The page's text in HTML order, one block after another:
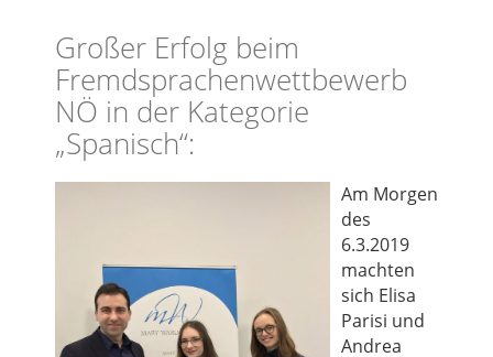
Großer Erfolg beim
Fremdsprachenwettbewerb
NÖ in der Kategorie
„Spanisch“:
Am Morgen
des
6.3.2019
machten
sich Elisa
Parisi und
Andrea